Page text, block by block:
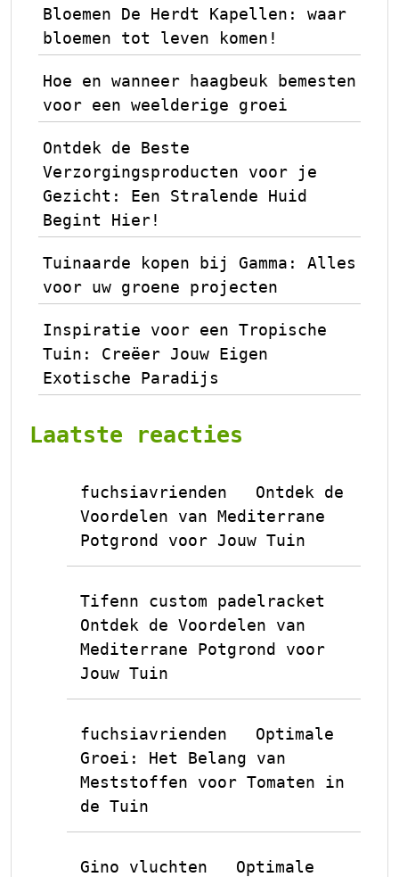
Bloemen De Herdt Kapellen: waar
bloemen tot leven komen!
Hoe en wanneer haagbeuk bemesten
voor een weelderige groei
Ontdek de Beste
Verzorgingsproducten voor je
Gezicht: Een Stralende Huid
Begint Hier!
Tuinaarde kopen bij Gamma: Alles
voor uw groene projecten
Inspiratie voor een Tropische
Tuin: Creëer Jouw Eigen
Exotische Paradijs
Laatste reacties
fuchsiavrienden
Ontdek de
Voordelen van Mediterrane
Potgrond voor Jouw Tuin
Tifenn custom padelracket
Ontdek de Voordelen van
Mediterrane Potgrond voor
Jouw Tuin
fuchsiavrienden
Optimale
Groei: Het Belang van
Meststoffen voor Tomaten in
de Tuin
Gino vluchten
Optimale